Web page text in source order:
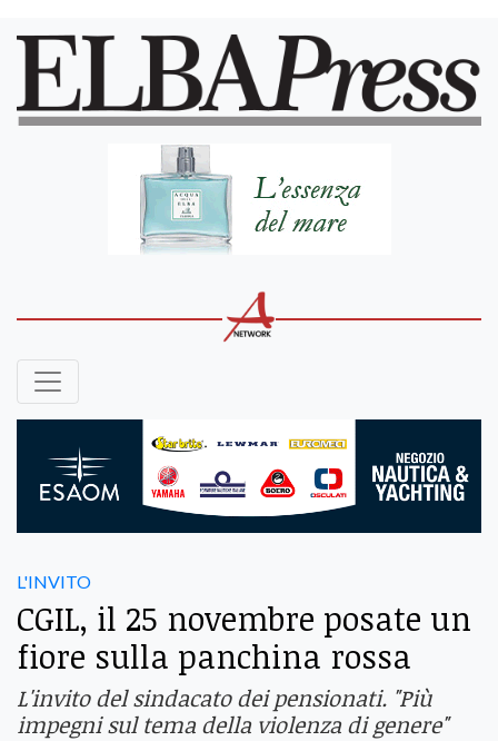
L'INVITO
CGIL, il 25 novembre posate un
fiore sulla panchina rossa
L'invito del sindacato dei pensionati. "Più
impegni sul tema della violenza di genere"